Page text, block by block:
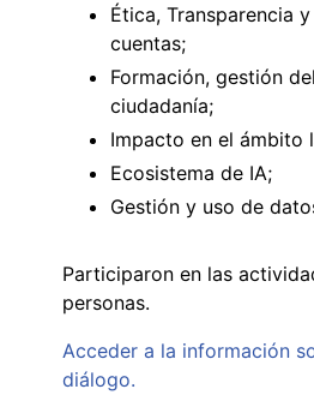
Ética, Transparencia
cuentas;
Formación, gestión
ciudadanía;
Impacto en el ámbito
Ecosistema de IA;
Gestión y uso de
Participaron en las
personas.
Acceder a la información
diálogo.